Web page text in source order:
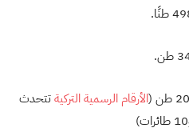
الأرقام الرسمية التركيةتتحدث